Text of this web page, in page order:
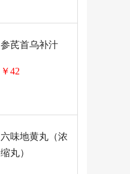
参芪首乌补汁
￥42
六味地黄丸（浓
缩丸）